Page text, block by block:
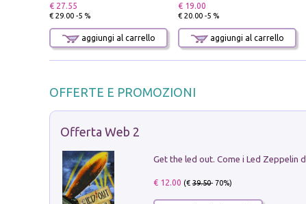
€ 27.55
€ 29.00 -5 %
aggiungi al carrello
€ 19.00
€ 20.00 -5 %
aggiungi al carrello
OFFERTE E PROMOZIONI
Offerta Web 2
€ 12.00 (€39.50- 70%)